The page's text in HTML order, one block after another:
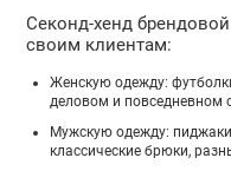
Секонд-хенд
своим клиентам:
Женскую одежду:
деловом и повседневном
Мужскую одежду:
классические брюки,